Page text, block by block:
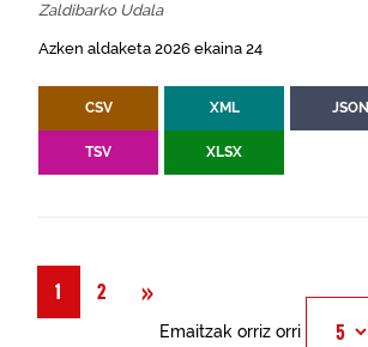
Zaldibarko Udala
Azken aldaketa 2026 ekaina 24
CSV XML JSON
TSV XLSX
1 2 »
Emaitzak orriz orri